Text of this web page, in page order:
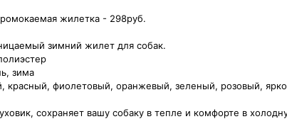
жилетка - 298руб.
зимний жилет для собак.
зима
красный, фиолетовый, оранжевый, зеленый, розовый,
сохраняет вашу собаку в тепле и комфорте в